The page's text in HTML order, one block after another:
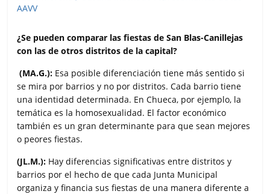
¿Se pueden comparar las fiestas de San Blas-Canillejas
con las de otros distritos de la capital?
(MA.G.): Esa posible diferenciación tiene más sentido si
se mira por barrios y no por distritos. Cada barrio tiene
una identidad determinada. En Chueca, por ejemplo, la
temática es la homosexualidad. El factor económico
también es un gran determinante para que sean mejores
o peores fiestas.
(JL.M.): Hay diferencias significativas entre distritos y
barrios por el hecho de que cada Junta Municipal
organiza y financia sus fiestas de una manera diferente a